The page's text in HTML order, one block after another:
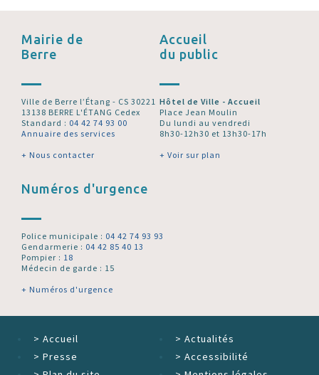
Mairie de
Berre
Ville de Berre l’Étang - CS 30221
13138 BERRE L'ÉTANG Cedex
Standard : 04 42 74 93 00
Annuaire des services
+ Nous contacter
Accueil
du public
Hôtel de Ville - Accueil
Place Jean Moulin
Du lundi au vendredi
8h30-12h30 et 13h30-17h
+ Voir sur plan
Numéros d'urgence
Police municipale : 04 42 74 93 93
Gendarmerie : 04 42 85 40 13
Pompier : 18
Médecin de garde : 15
+ Numéros d'urgence
> Accueil > Actualités
> Presse > Accessibilité